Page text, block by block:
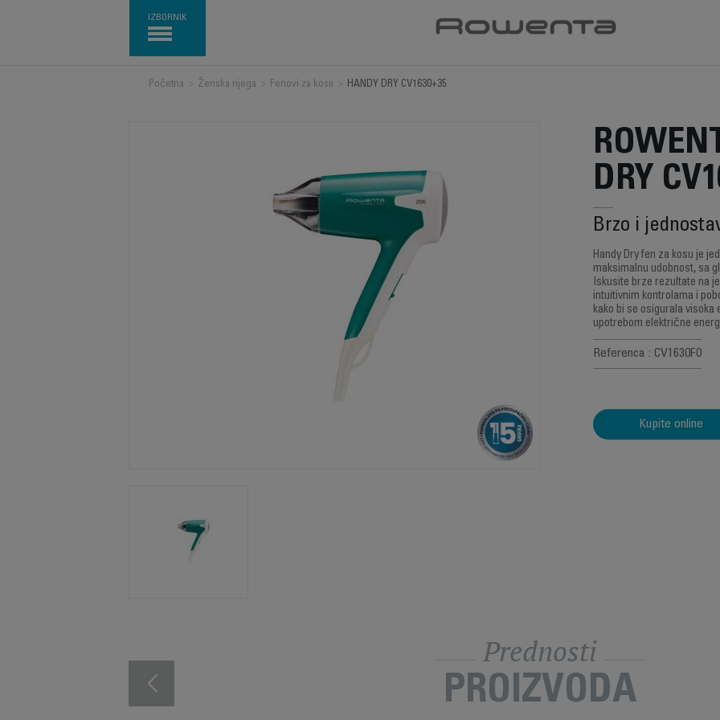
IZBORNIK
Početna Ženska njega Fenovi za kosu HANDY DRY CV1630+35
DRY
Brzo i
Handy Dry fen za kosu je
maksimalnu udobnost, sa
Iskusite brze rezultate na
intuitivnim kontrolama i
kako bi se osigurala
upotrebom električne
Referenca : CV1630F0
Kupite online
Prednosti
PROIZVODA